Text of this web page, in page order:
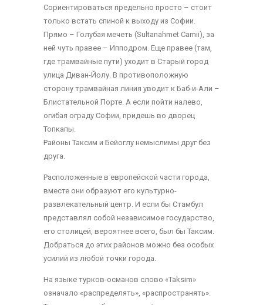
Сориентироваться предельно просто – стоит
только встать спиной к выходу из Софии.
Прямо – Голубая мечеть (Sultanahmet Camii), за
ней чуть правее – Ипподром. Еще правее (там,
где трамвайные пути) уходит в Старый город
улица Диван-Йолу. В противоположную
сторону трамвайная линия уводит к Баб-и-Али –
Блистательной Порте. А если пойти налево,
огибая ограду Софии, придешь во дворец
Топкапы.
Районы Таксим и Бейоглу немыслимы друг без
друга.
Расположенные в европейской части города,
вместе они образуют его культурно-
развлекательный центр. И если бы Стамбул
представлял собой независимое государство,
его столицей, вероятнее всего, был бы Таксим.
Добраться до этих районов можно без особых
усилий из любой точки города.
На языке турков-османов слово «Taksim»
означало «распределять», «распространять».